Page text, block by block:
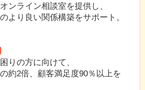
ンライン相談室を提供し、
より良い関係構築をサポート。
りの方に向けて、
約2倍、顧客満足度90％以上を